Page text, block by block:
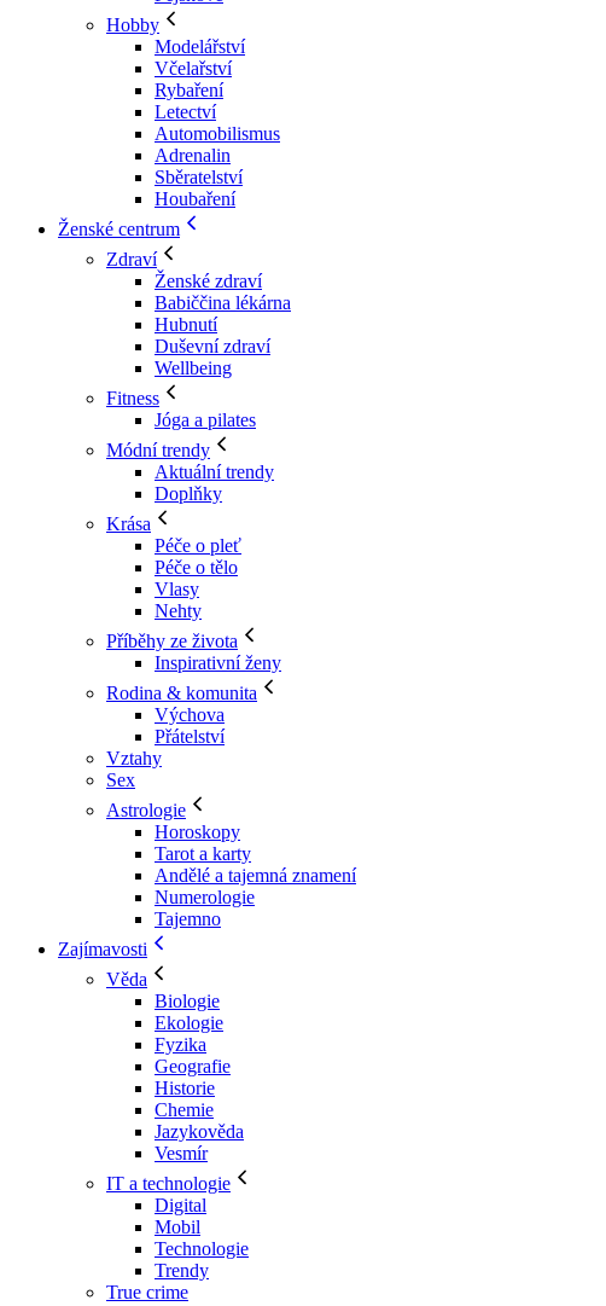
Hobby
Modelářství
Včelařství
Rybaření
Letectví
Automobilismus
Adrenalin
Sběratelství
Houbaření
Ženské centrum
Zdraví
Ženské zdraví
Babiččina lékárna
Hubnutí
Duševní zdraví
Wellbeing
Fitness
Jóga a pilates
Módní trendy
Aktuální trendy
Doplňky
Krása
Péče o pleť
Péče o tělo
Vlasy
Nehty
Příběhy ze života
Inspirativní ženy
Rodina & komunita
Výchova
Přátelství
Vztahy
Sex
Astrologie
Horoskopy
Tarot a karty
Andělé a tajemná znamení
Numerologie
Tajemno
Zajímavosti
Věda
Biologie
Ekologie
Fyzika
Geografie
Historie
Chemie
Jazykověda
Vesmír
IT a technologie
Digital
Mobil
Technologie
Trendy
True crime